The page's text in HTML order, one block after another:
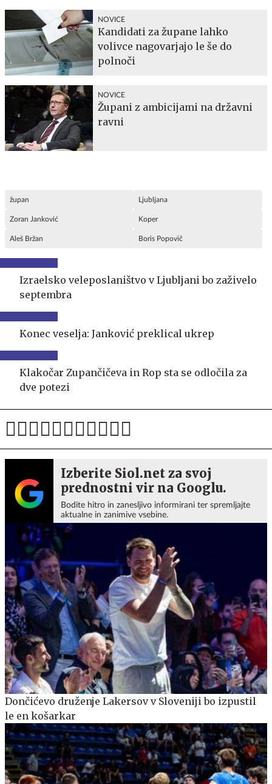
NOVICE
Kandidati za župane lahko
volivce nagovarjajo le še do
polnoči
NOVICE
Župani z ambicijami na državni
ravni
župan Ljubljana
Zoran Janković Koper
Aleš Bržan Boris Popovič
Izraelsko veleposlaništvo v Ljubljani bo zaživelo
septembra
Konec veselja: Janković preklical ukrep
Klakočar Zupančičeva in Rop sta se odločila za
dve potezi
Izberite Siol.net za svoj
prednostni vir na Googlu.
Bodite hitro in zanesljivo informirani ter spremljajte
aktualne in zanimive vsebine.
Dončićevo druženje Lakersov v Sloveniji bo izpustil
le en košarkar